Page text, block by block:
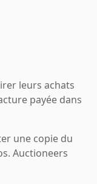
leurs achats
payée dans
une copie du
Auctioneers